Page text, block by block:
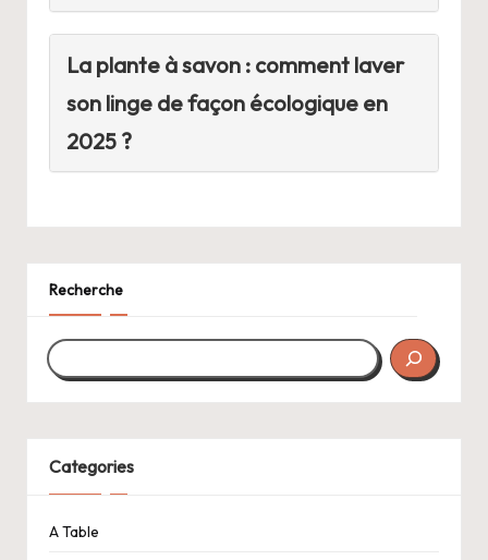
La plante à savon : comment laver
son linge de façon écologique en
2025 ?
Recherche
Categories
A Table